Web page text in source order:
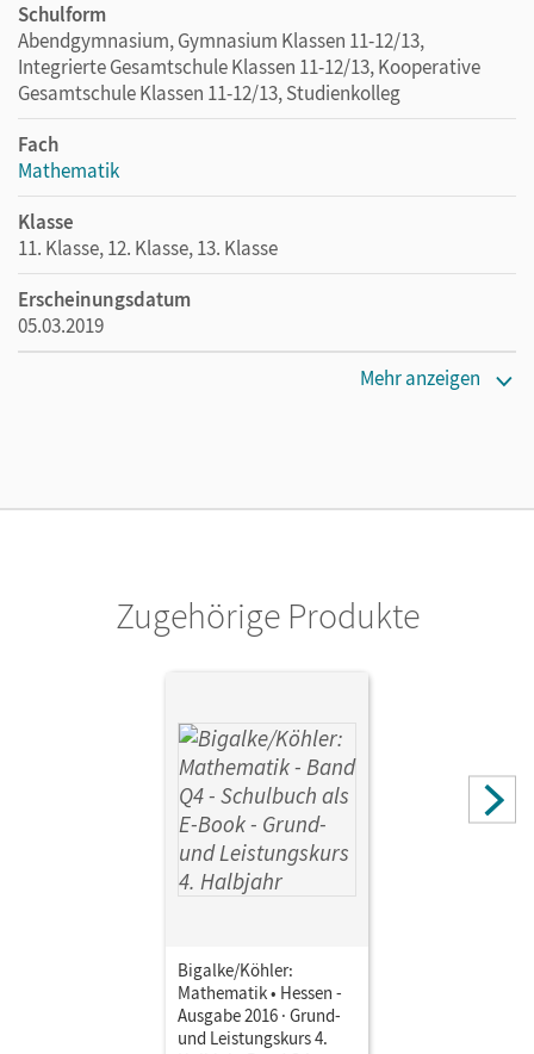
Schulform
Abendgymnasium, Gymnasium Klassen 11-12/13,
Integrierte Gesamtschule Klassen 11-12/13, Kooperative
Gesamtschule Klassen 11-12/13, Studienkolleg
Fach
Mathematik
Klasse
11. Klasse, 12. Klasse, 13. Klasse
Erscheinungsdatum
05.03.2019
Kuschnerow, Horst; Ledworuski, Gabriele; Köhler, Norbert;
Mehr anzeigen
Zugehörige Produkte
Bigalke/Köhler:
Mathematik • Hessen -
Ausgabe 2016 · Grund-
und Leistungskurs 4.